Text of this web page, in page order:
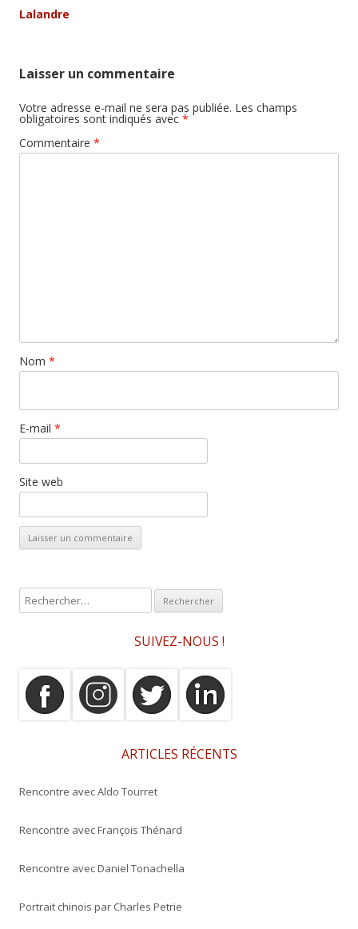
Article
Lalandre
Laisser un commentaire
Votre adresse e-mail ne sera pas publiée. Les champs
obligatoires sont indiqués avec *
Commentaire *
Nom *
E-mail *
Site web
e
SUIVEZ-NOUS !
ARTICLES RÉCENTS
Rencontre avec Aldo Tourret
Rencontre avec François Thénard
Rencontre avec Daniel Tonachella
Portrait chinois par Charles Petrie